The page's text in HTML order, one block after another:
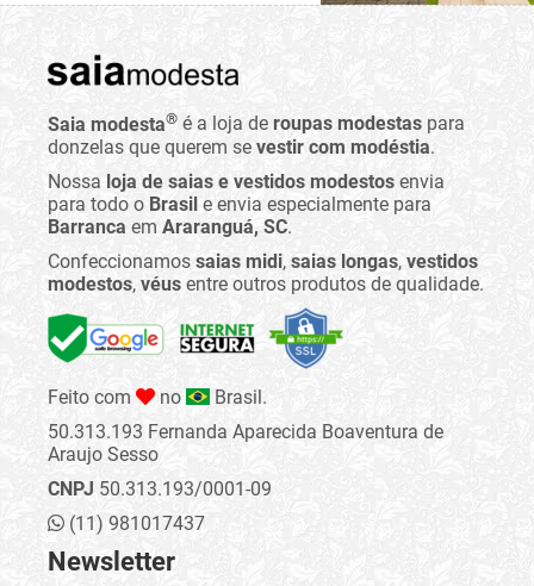
Saia modesta® é a loja de roupas modestas para
donzelas que querem se vestir com modéstia.
Nossa loja de saias e vestidos modestos envia
para todo o Brasil e envia especialmente para
Barranca em Araranguá, SC.
Confeccionamos saias midi, saias longas, vestidos
modestos, véus entre outros produtos de qualidade.
Feito com no
Brasil.
50.313.193 Fernanda Aparecida Boaventura de
Araujo Sesso
CNPJ 50.313.193/0001-09
(11) 981017437
Newsletter